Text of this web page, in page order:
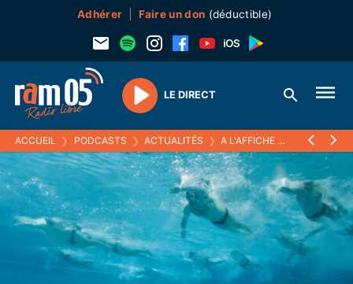
Adhérer Faire un don (déductible)
Play
LE DIRECT
ACCUEIL ❯ PODCASTS ❯ ACTUALITÉS ❯ A L'AFFICHE ❯ « KARAOKÉ